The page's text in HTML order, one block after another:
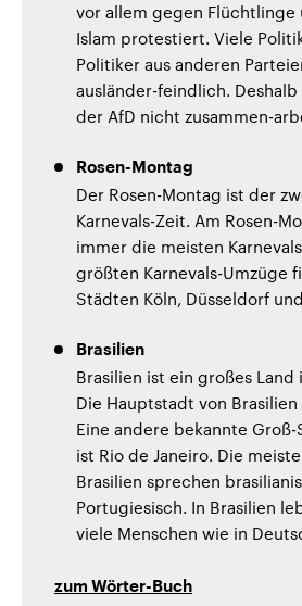
vor allem gegen Flüchtlinge
Islam protestiert. Viele
Politiker aus anderen
ausländer-feindlich.
der AfD nicht zusammen-
Rosen-Montag
Der Rosen-Montag ist der
Karnevals-Zeit. Am Rosen-
immer die meisten
größten Karnevals-Umzüge
Städten Köln, Düsseldorf
Brasilien
Brasilien ist ein großes Land
Die Hauptstadt von Brasilien
Eine andere bekannte
ist Rio de Janeiro. Die
Brasilien sprechen
Portugiesisch. In Brasilien
viele Menschen wie in
zum Wörter-Buch